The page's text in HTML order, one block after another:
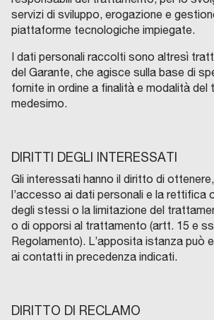
servizi di sviluppo, erogazione e
piattaforme tecnologiche impiegate.
I dati personali raccolti sono altresì
del Garante, che agisce sulla base di
fornite in ordine a finalità e modalità del
medesimo.
DIRITTI DEGLI INTERESSATI
Gli interessati hanno il diritto di
l’accesso ai dati personali e la rettifica
degli stessi o la limitazione del
o di opporsi al trattamento (artt. 15 e
Regolamento). L’apposita istanza può
ai contatti in precedenza indicati.
DIRITTO DI RECLAMO